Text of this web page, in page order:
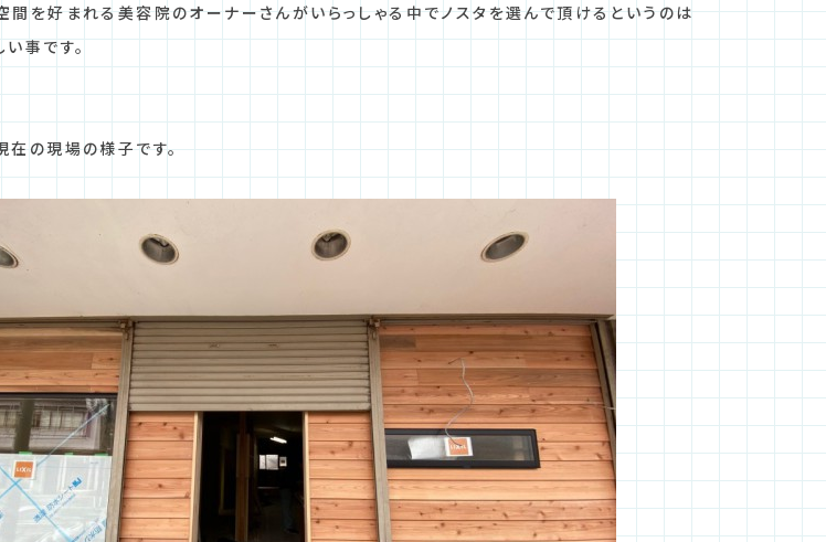
間を好まれる美容院のオーナーさんがいらっしゃる中でノスタを選んで頂けるというのは
い事です。
在の現場の様子です。